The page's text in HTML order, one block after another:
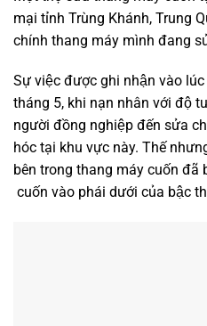
mại tỉnh Trùng Khánh, Trung
chính thang máy mình đang
Sự việc được ghi nhận vào
tháng 5, khi nạn nhân với độ
người đồng nghiệp đến sửa
hóc tại khu vực này. Thế
bên trong thang máy cuốn đã
cuốn vào phái dưới của bậc